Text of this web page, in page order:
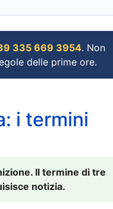
335 669 3954. Non
delle prime ore.
i termini
Il termine di tre
notizia.